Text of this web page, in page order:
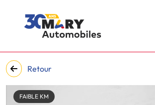
Retour
FAIBLE KM